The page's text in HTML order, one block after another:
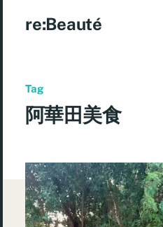
re:Beauté
Tag
阿華田美食